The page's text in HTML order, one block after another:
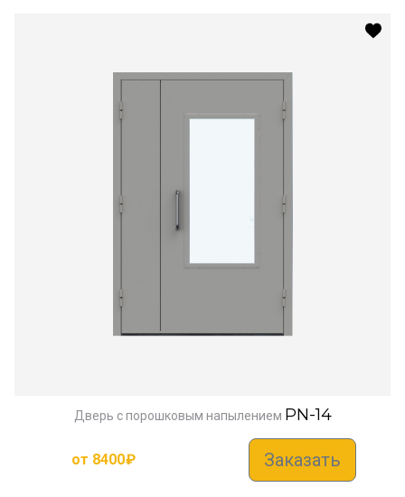
Дверь с порошковым напылением PN-14
от 8400₽ Заказать